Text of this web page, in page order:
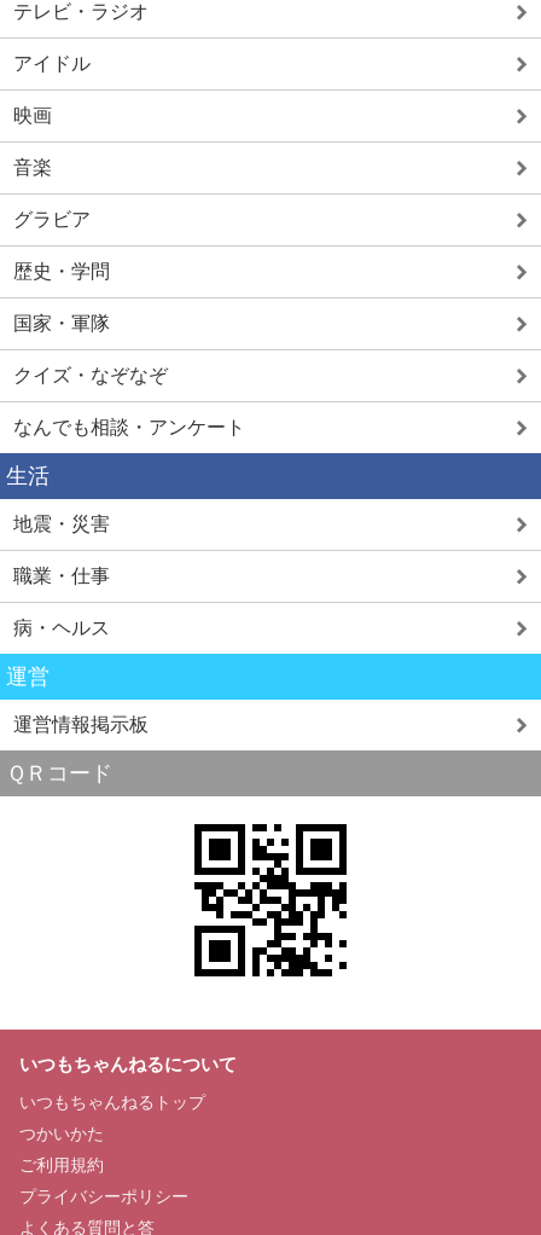
テレビ・ラジオ
アイドル
映画
音楽
グラビア
歴史・学問
国家・軍隊
クイズ・なぞなぞ
なんでも相談・アンケート
生活
地震・災害
職業・仕事
病・ヘルス
運営
運営情報掲示板
ＱＲコード
いつもちゃんねるについて
いつもちゃんねるトップ
つかいかた
ご利用規約
プライバシーポリシー
よくある質問と答